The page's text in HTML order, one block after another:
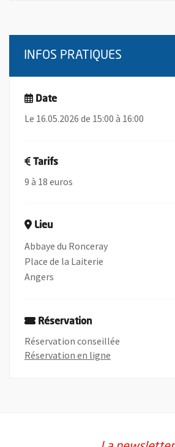
INFOS PRATIQUES
Date
Le 16.05.2026 de 15:00 à 16:00
Tarifs
9 à 18 euros
Lieu
Abbaye du Ronceray
Place de la Laiterie
Angers
Réservation
Réservation conseillée
Réservation en ligne